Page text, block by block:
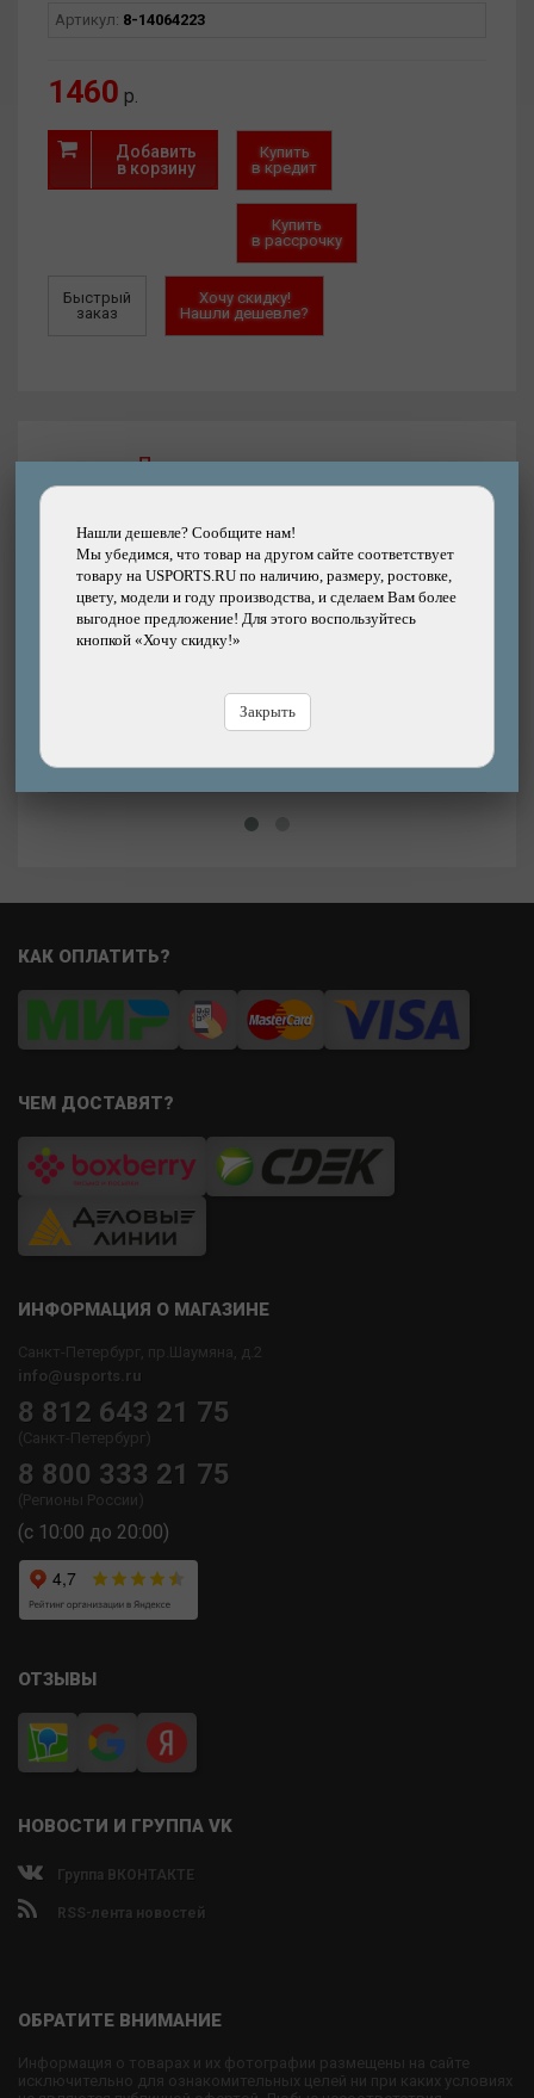
Артикул: 8-14064223
1460 р.
Нашли дешевле? Сообщите нам!
Мы убедимся, что товар на другом сайте соответствует
товару на USPORTS.RU по наличию, размеру, ростовке,
цвету, модели и году производства, и сделаем Вам более
выгодное предложение! Для этого воспользуйтесь
кнопкой «Хочу скидку!»
Закрыть
Добавить
в корзину
Купить
в кредит
Купить
в рассрочку
Быстрый
заказ
Хочу скидку!
Нашли дешевле?
Другие товары каталога
Подробнее
Фляга велосипедная AUTHOR AB-ARCTIC
Thermo 100% биопластик 0.5-07 л с колпачком
Купить
В магазине
КАК ОПЛАТИТЬ?
ЧЕМ ДОСТАВЯТ?
ИНФОРМАЦИЯ О МАГАЗИНЕ
Санкт-Петербург, пр.Шаумяна, д.2
info@usports.ru
8 812 643 21 75
(Санкт-Петербург)
8 800 333 21 75
(Регионы России)
(с 10:00 до 20:00)
ОТЗЫВЫ
НОВОСТИ И ГРУППА VK
Группа ВКОНТАКТЕ
RSS-лента новостей
ОБРАТИТЕ ВНИМАНИЕ
Информация о товарах и их фотографии размещены на сайте
исключительно для ознакомительных целей ни при каких условиях